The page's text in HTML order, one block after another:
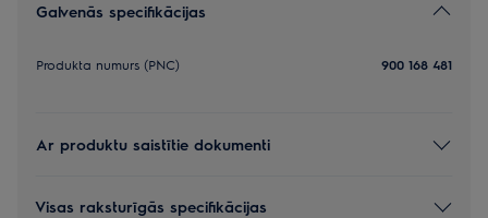
Galvenās specifikācijas
Produkta numurs (PNC) 900 168 481
Ar produktu saistītie dokumenti
Visas raksturīgās specifikācijas